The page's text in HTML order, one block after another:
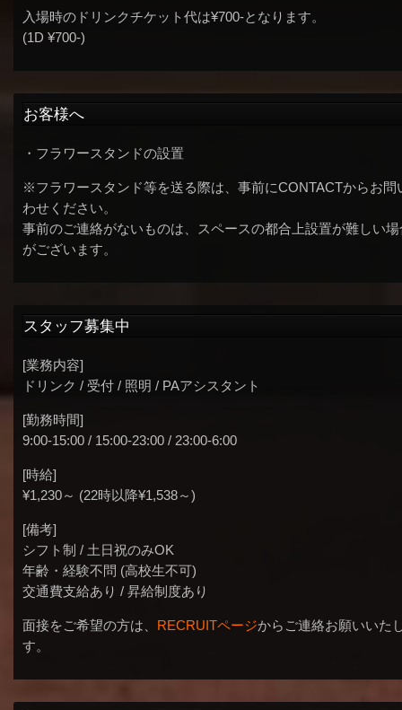
入場時のドリンクチケット代は¥700-となります。
(1D ¥700-)
お客様へ
・フラワースタンドの設置
※フラワースタンド等を送る際は、事前にCONTACTからお問
わせください。
事前のご連絡がないものは、スペースの都合上設置が難しい場
がございます。
スタッフ募集中
[業務内容]
ドリンク / 受付 / 照明 / PAアシスタント
[勤務時間]
9:00-15:00 / 15:00-23:00 / 23:00-6:00
[時給]
¥1,230～ (22時以降¥1,538～)
[備考]
シフト制 / 土日祝のみOK
年齢・経験不問 (高校生不可)
交通費支給あり / 昇給制度あり
面接をご希望の方は、 RECRUITページからご連絡お願いいた
す。